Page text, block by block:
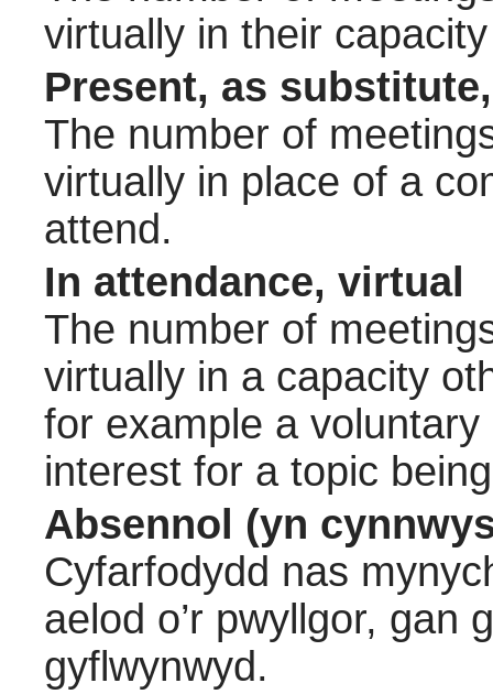
virtually in their
Present, as
The number of
virtually in place of a
attend.
In attendance, virtual
The number of
virtually in a capacity
for example a
interest for a topic
Absennol (yn
Cyfarfodydd nas
aelod o’r pwyllgor, gan
gyflwynwyd.